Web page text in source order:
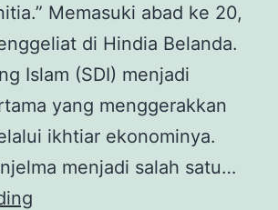
Memasuki abad ke 20,
di Hindia Belanda.
Islam (SDI) menjadi
yang menggerakkan
ikhtiar ekonominya.
menjadi salah satu…